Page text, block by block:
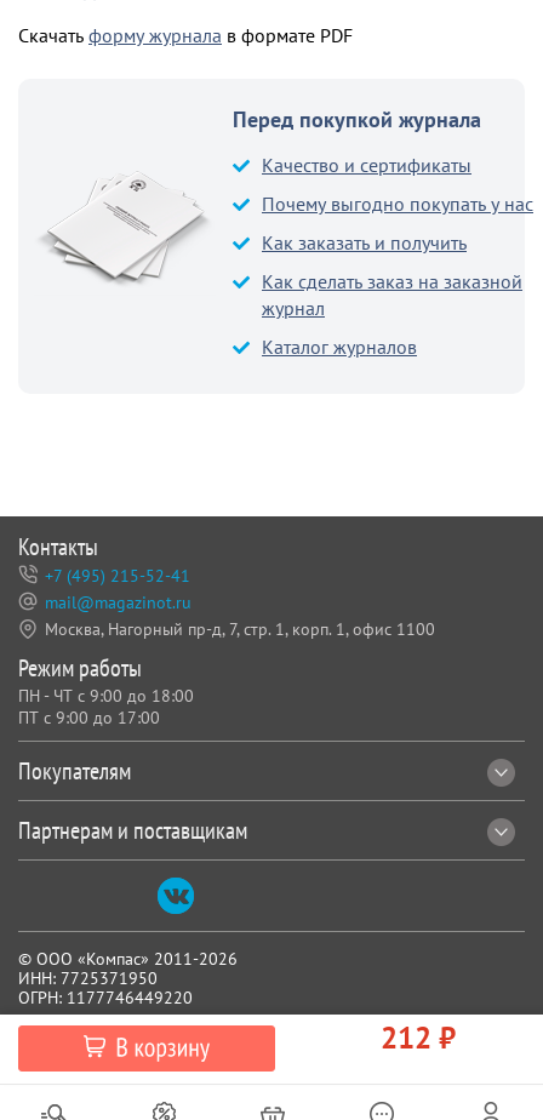
212 ₽
Скачать форму журнала в формате PDF
Перед покупкой журнала
Качество и сертификаты
Почему выгодно покупать у нас
Как заказать и получить
Как сделать заказ на заказной
журнал
Каталог журналов
© ООО «Компас» 2011-2026
ИНН: 7725371950
ОГРН: 1177746449220
Все реквизиты
Покупателям
Партнерам и поставщикам
Контакты
+7 (495) 215-52-41
mail@magazinot.ru
Москва, Нагорный пр-д, 7, стр. 1, корп. 1, офис 1100
Режим работы
ПН - ЧТ с 9:00 до 18:00
ПТ с 9:00 до 17:00